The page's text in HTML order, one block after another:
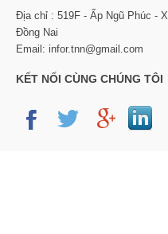
Địa chỉ : 519F - Ấp Ngũ Phúc -
Đồng Nai
Email: infor.tnn@gmail.com
KẾT NỐI CÙNG CHÚNG TÔI